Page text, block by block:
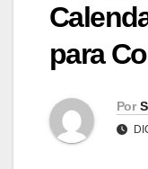
para
Por